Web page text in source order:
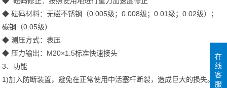
◆ 砝码材料：无磁不锈钢（0.005级；0.008级；0.01级；0.02级）；
碳钢（0.05级）
◆ 测压方式：表压
◆ 压力输出：M20×1.5标准快速接头
3、功能
1)加入防断装置，避免在正常使用中活塞杆断裂，造成巨大的损失。
在
线
客
服